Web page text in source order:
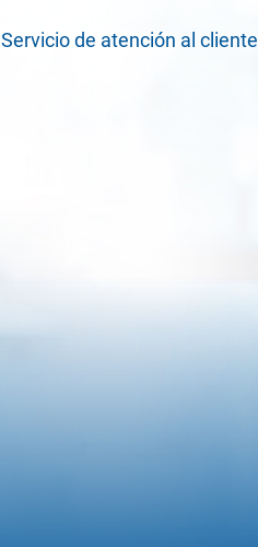
Servicio de atención al cliente